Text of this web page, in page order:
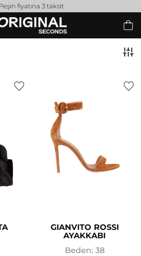
fiyatına 3 taksit
GIANVITO ROSSI
AYAKKABI
Beden: 38